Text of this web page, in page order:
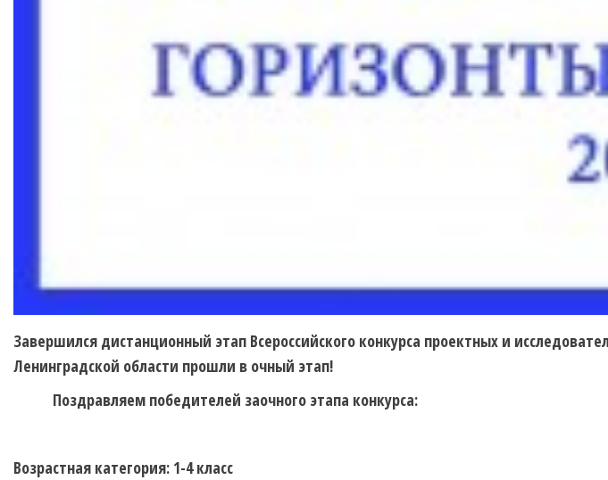
Завершился дистанционный этап Всероссийского конкурса проектных и
Ленинградской области прошли в очный этап!
Поздравляем победителей заочного этапа конкурса:
Возрастная категория: 1-4 класс